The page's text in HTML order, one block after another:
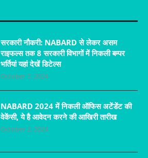
सरकारी नौकरी: NABARD से लेकर असम
राइफल्स तक 8 सरकारी विभागों में निकली बम्पर
भर्तियां यहां देखें डिटेल्स
October 7, 2024
NABARD 2024 में निकली ऑफिस अटेंडेंट की
वेकेंसी, ये है आवेदन करने की आखिरी तारीख
October 2, 2024